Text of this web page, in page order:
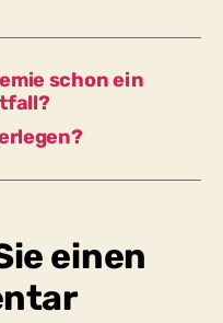
Probe
den
einer
gefährlicheren
eine
bedeuten
schon ein
einen